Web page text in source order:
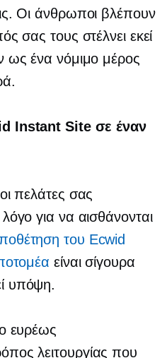
Οι άνθρωποι βλέπουν
σας τους στέλνει εκεί
ως ένα νόμιμο μέρος
Instant Site σε έναν
πελάτες σας
για να αισθάνονται
του Ecwid
είναι σίγουρα
υπόψη.
ευρέως
λειτουργίας που